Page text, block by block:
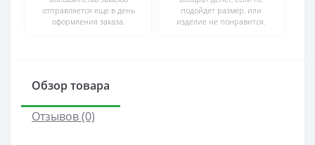
отправляется еще в день
оформления заказа.
подойдет размер, или
изделие не понравится.
Обзор товара
Отзывов (0)